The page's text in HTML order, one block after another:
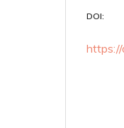
DOI: